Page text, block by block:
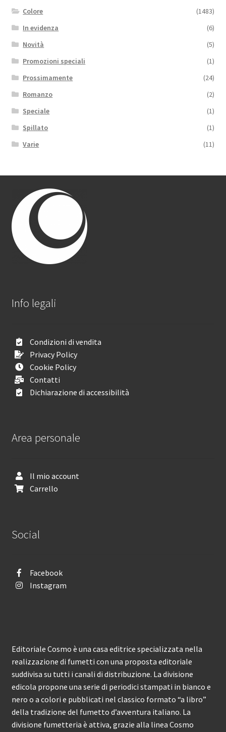
Colore
(1483)
In evidenza
(6)
Novità
(5)
Promozioni speciali
(1)
Prossimamente
(24)
Romanzo
(2)
Speciale
(1)
Spillato
(1)
Varie
(11)
Info legali
Condizioni di vendita
Privacy Policy
Cookie Policy
Contatti
Dichiarazione di accessibilità
Area personale
Il mio account
Carrello
Social
Facebook
Instagram
Editoriale Cosmo è una casa editrice specializzata nella
realizzazione di fumetti con una proposta editoriale
suddivisa su tutti i canali di distribuzione. La divisione
edicola propone una serie di periodici stampati in bianco e
nero o a colori e pubblicati nel classico formato “a libro”
della tradizione del fumetto d’avventura italiano. La
divisione fumetteria è attiva, grazie alla linea Cosmo